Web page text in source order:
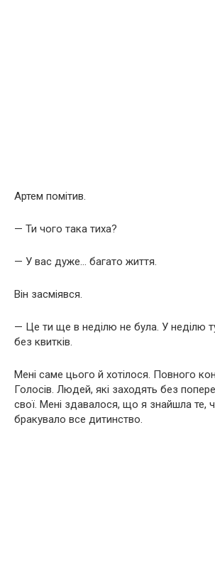
Артем помітив.
— Ти чого така тиха?
— У вас дуже… багато життя.
Він засміявся.
— Це ти ще в неділю не була. У неділю
без квитків.
Мені саме цього й хотілося. Повного
Голосів. Людей, які заходять без
свої. Мені здавалося, що я знайшла те,
бракувало все дитинство.